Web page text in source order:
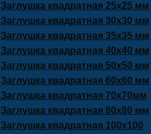
Заглушка квадратная 25х25 мм
Заглушка квадратная 30х30 мм
Заглушка квадратная 35х35 мм
Заглушка квадратная 40х40 мм
Заглушка квадратная 50х50 мм
Заглушка квадратная 60х60 мм
Заглушка квадратная 70х70мм
Заглушка квадратная 80х80 мм
Заглушка квадратная 100х100